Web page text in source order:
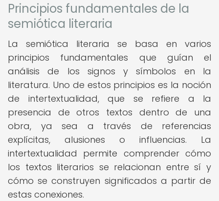
Principios fundamentales de la
semiótica literaria
La semiótica literaria se basa en varios
principios fundamentales que guían el
análisis de los signos y símbolos en la
literatura. Uno de estos principios es la noción
de intertextualidad, que se refiere a la
presencia de otros textos dentro de una
obra, ya sea a través de referencias
explícitas, alusiones o influencias. La
intertextualidad permite comprender cómo
los textos literarios se relacionan entre sí y
cómo se construyen significados a partir de
estas conexiones.